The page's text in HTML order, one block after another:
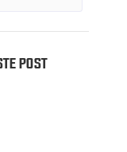
POST